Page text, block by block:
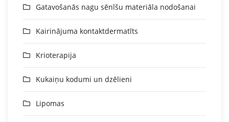
Gatavošanās nagu sēnīšu materiāla nodošanai
Kairinājuma kontaktdermatīts
Krioterapija
Kukaiņu kodumi un dzēlieni
Lipomas